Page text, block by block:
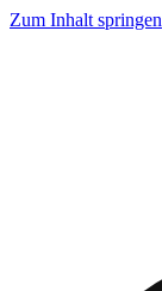
Zum Inhalt springen